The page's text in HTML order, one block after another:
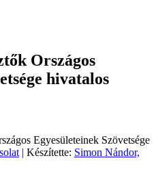
Országos
hivatalos
Egyesületeinek Szövetsége
| Készítette: Simon Nándor,